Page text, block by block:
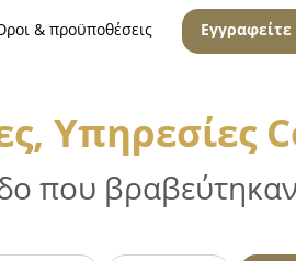
& προϋποθέσεις Εγγραφείτε
Υπηρεσίες
που